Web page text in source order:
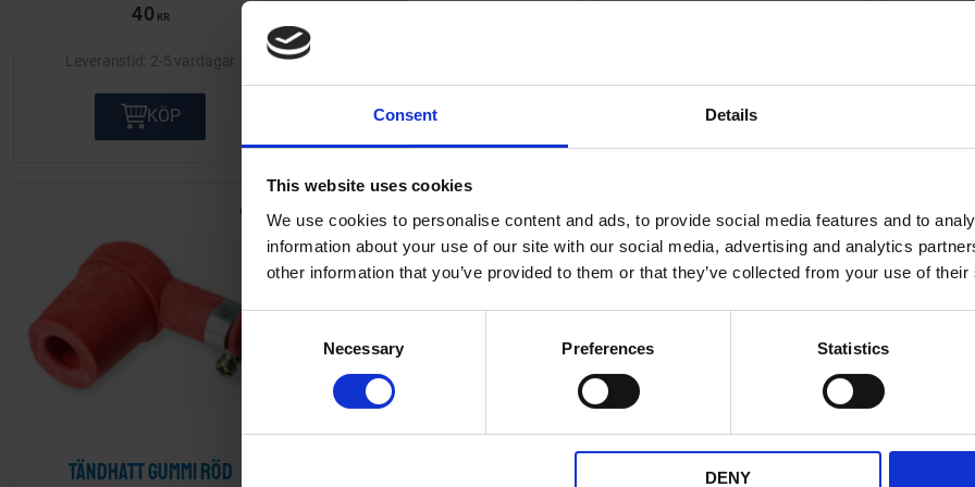
Consent Details
This website uses cookies
We use cookies to personalise content and ads, to provide social media features and to
information about your use of our site with our social media, advertising and analytics
other information that you’ve provided to them or that they’ve collected from your use of
Necessary Preferences Statistics
DENY
40 KR
2-5 vardagar
KÖP KÖP
Tändhatt gummi röd
Lägg till i önskelista
KÖP FLER SPARA MER
Lägg till i önskelista
Tändkabel 5mm Universal
KÖP FLER SPARA MER
Lägg till i